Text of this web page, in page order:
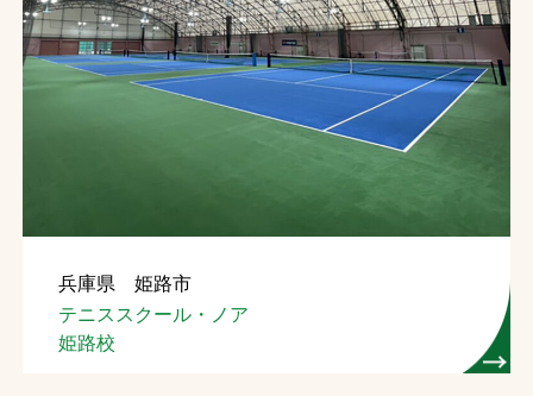
製品・サービス一覧
施工・管理実績一覧
検索
お問合せ
兵庫県 姫路市
テニススクール・ノア
姫路校